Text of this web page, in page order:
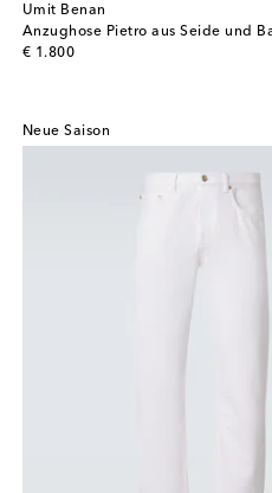
Umit Benan
Anzughose Pietro aus Seide und
€ 1.800
original price
Neue Saison